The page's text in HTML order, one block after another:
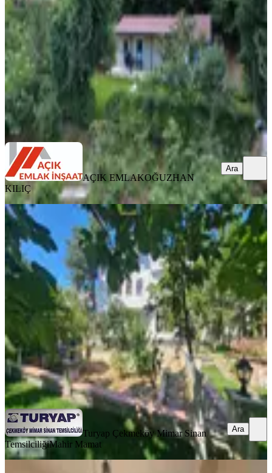
Beykoz, Çiftlik Mahallesi
2+1· 100 m² 22.07.2026
120.000 ₺
AÇIK EMLAK OĞUZHAN KILIÇ
Ara
AÇIK EMLAKOĞUZHAN
KILIÇ
Ara
BALKONLU
Turyap Mahir'den Beykoz
Cavuşbaşında Kiralık Bahçeli
Müstakil Ev
Beykoz, Çiftlik Mahallesi
5+2· 400 m²· 21.07.2026
160.000 ₺
Turyap Çekmeköy Mimar Sinan TemsilciliğiMahir Mamat
Ara
Turyap Çekmeköy Mimar Sinan
TemsilciliğiMahir Mamat
Ara